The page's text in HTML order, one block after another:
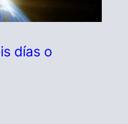
días o